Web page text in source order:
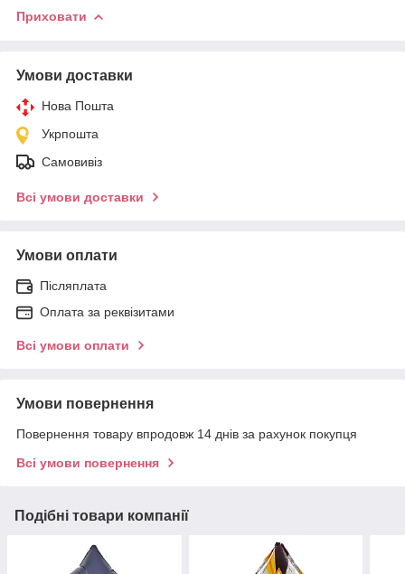
Приховати
Умови доставки
Нова Пошта
Укрпошта
Самовивіз
Всі умови доставки
Умови оплати
Післяплата
Оплата за реквізитами
Всі умови оплати
Умови повернення
Повернення товару впродовж 14 днів за рахунок покупця
Всі умови повернення
Подібні товари компанії